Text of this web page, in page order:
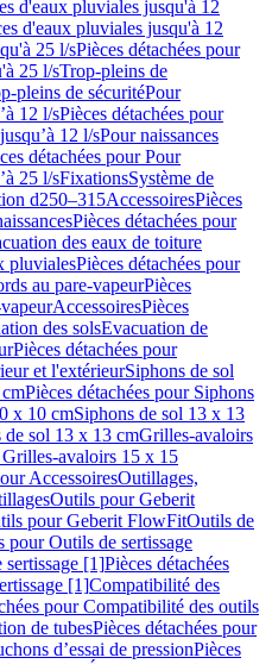
d'eaux pluviales jusqu'à 12
d'eaux pluviales jusqu'à 12
25 l/sPièces détachées pour
25 l/sTrop-pleins de
pleins de sécuritéPour
12 l/sPièces détachées pour
12 l/sPour naissances
détachées pour Pour
25 l/sFixationsSystème de
d250–315AccessoiresPièces
Pièces détachées pour
des eaux de toiture
pluvialesPièces détachées pour
au pare-vapeurPièces
AccessoiresPièces
des solsEvacuation de
Pièces détachées pour
et l'extérieurSiphons de sol
Pièces détachées pour Siphons
x 10 cmSiphons de sol 13 x 13
de sol 13 x 13 cmGrilles-avaloirs
Grilles-avaloirs 15 x 15
AccessoiresOutillages,
Outils pour Geberit
pour Geberit FlowFitOutils de
pour Outils de sertissage
[1]Pièces détachées
[1]Compatibilité des
pour Compatibilité des outils
de tubesPièces détachées pour
d’essai de pressionPièces